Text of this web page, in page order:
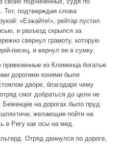
Тот, подтверждая слова
«Езжайте!», рейтар пустил
и разъезд скрылся за
свернул грамоту, которую
писец, и вернул ее в сумку.
из Клеменца богатые
дорогими конями были
дворе, благодаря чему
смог добраться до цели не
Беженцев на дорогах было пруд
желающие пойти на
в Ригу как осы на мед.
Отряд двинулся по дороге,